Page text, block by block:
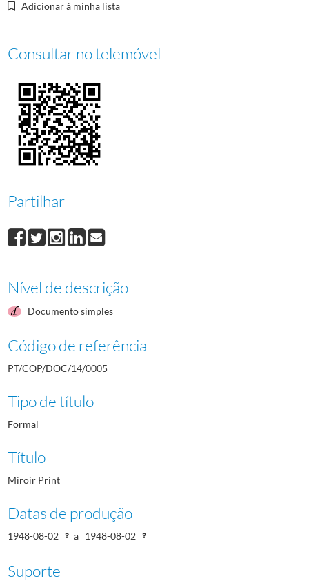
Adicionar à minha lista
Consultar no telemóvel
Partilhar
Nível de descrição
Documento simples
Código de referência
PT/COP/DOC/14/0005
Tipo de título
Formal
Título
Miroir Print
Datas de produção
1948-08-02 a 1948-08-02
Suporte